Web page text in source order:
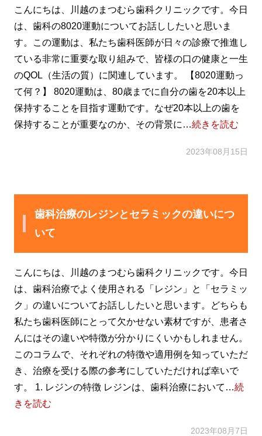
こんにちは、川越のまつむら歯科クリニックです。今日
は、歯科の8020運動についてお話ししたいと思いま
す。この運動は、私たち歯科医師が日々の診療で推進し
ている非常に重要な取り組みで、皆様の口の健康と一生
のQOL（生活の質）に関連しています。 【8020運動っ
て何？】 8020運動は、80歳までに自分の歯を20本以上
保持することを目指す運動です。なぜ20本以上の歯を
保持することが重要なのか、その背景に…続きを読む
2023年08月15日
歯科治療のレジンとセラミックの違いにつ
いて
こんにちは、川越のまつむら歯科クリニックです。今日
は、歯科治療でよく使用される「レジン」と「セラミッ
ク」の違いについてお話ししたいと思います。どちらも
私たち歯科医師にとって欠かせない素材ですが、患者さ
んにはその違いや特徴が分かりにくいかもしれません。
このコラムで、それぞれの特徴や適用例を知っていただ
き、治療を受ける際の参考にしていただければ幸いで
す。 1. レジンの特徴 レジンは、歯科治療において…続
きを読む
2023年08月7日